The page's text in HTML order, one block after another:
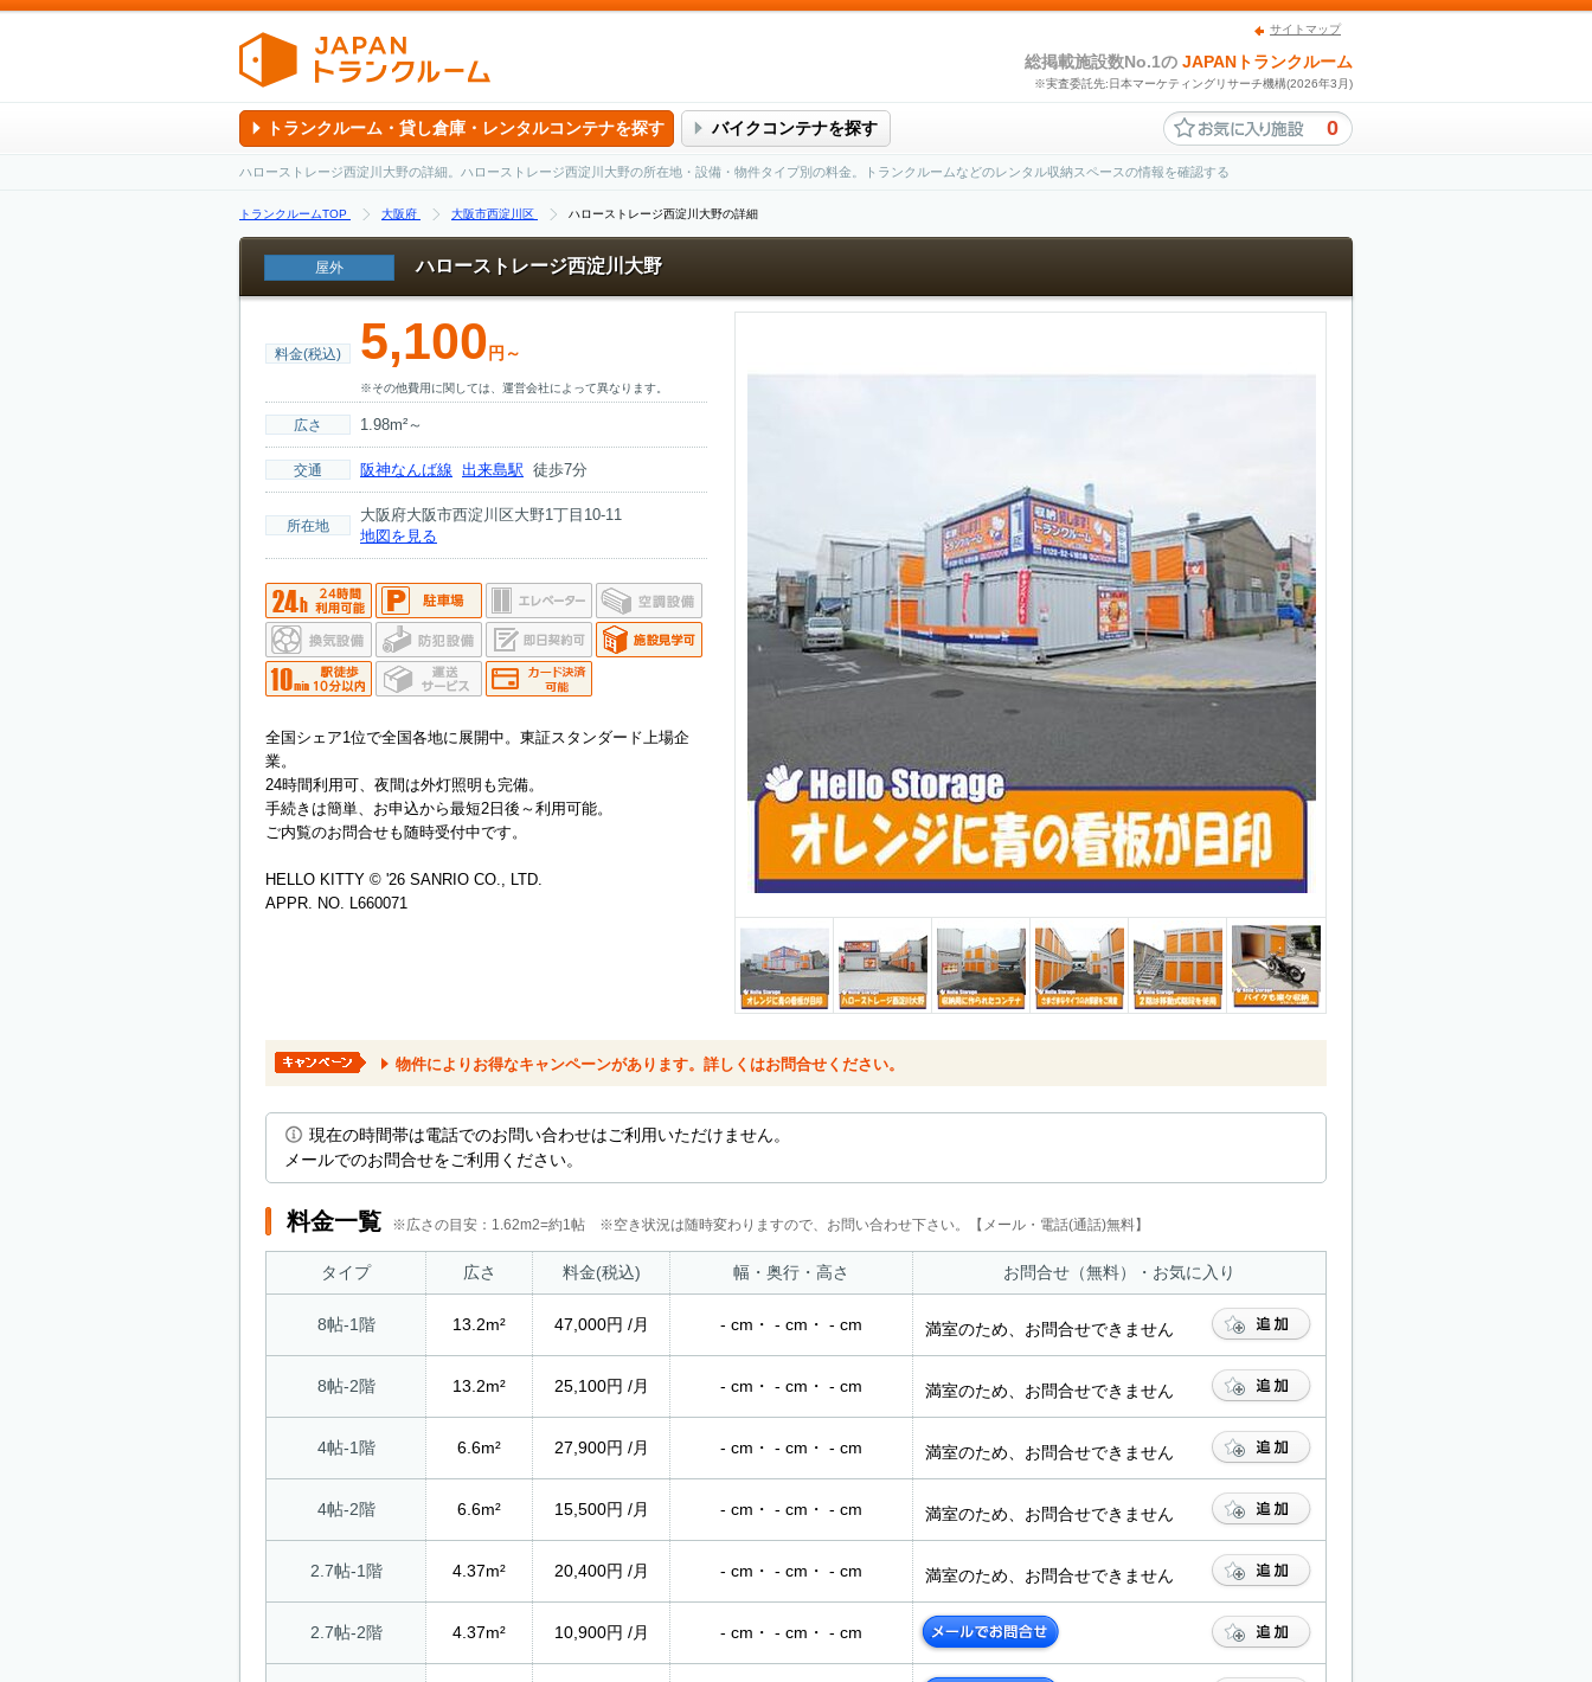
サイトマップ
総掲載施設数No.1の JAPANトランクルーム
※実査委託先:日本マーケティングリサーチ機構(2026年3月)
トランクルーム・貸し倉庫・レンタルコンテナを探す バイクコンテナを探す 0
ハローストレージ西淀川大野の詳細。ハローストレージ西淀川大野の所在地・設備・物件タイプ別の料金。トランクルームなどのレンタル収納スペースの情報を確認する
トランクルームTOP 大阪府 大阪市西淀川区 ハローストレージ西淀川大野の詳細
屋外 ハローストレージ西淀川大野
料金(税込) 5,100 円～
※その他費用に関しては、運営会社によって異なります。
広さ 1.98m²～
交通 阪神なんば線 出来島駅 徒歩7分
所在地
大阪府大阪市西淀川区大野1丁目10-11
地図を見る
全国シェア1位で全国各地に展開中。東証スタンダード上場企
業。
24時間利用可、夜間は外灯照明も完備。
手続きは簡単、お申込から最短2日後～利用可能。
ご内覧のお問合せも随時受付中です。
HELLO KITTY © '26 SANRIO CO., LTD.
APPR. NO. L660071
物件によりお得なキャンペーンがあります。詳しくはお問合せください。
現在の時間帯は電話でのお問い合わせはご利用いただけません。
メールでのお問合せをご利用ください。
料金一覧 ※広さの目安：1.62m2=約1帖 ※空き状況は随時変わりますので、お問い合わせ下さい。【メール・電話(通話)無料】
タイプ 広さ 料金(税込) 幅・奥行・高さ お問合せ（無料）・お気に入り
8帖-1階 13.2m² 47,000円 /月 - cm・ - cm・ - cm 満室のため、お問合せできません
8帖-2階 13.2m² 25,100円 /月 - cm・ - cm・ - cm 満室のため、お問合せできません
4帖-1階 6.6m² 27,900円 /月 - cm・ - cm・ - cm 満室のため、お問合せできません
4帖-2階 6.6m² 15,500円 /月 - cm・ - cm・ - cm 満室のため、お問合せできません
2.7帖-1階 4.37m² 20,400円 /月 - cm・ - cm・ - cm 満室のため、お問合せできません
2.7帖-2階 4.37m² 10,900円 /月 - cm・ - cm・ - cm